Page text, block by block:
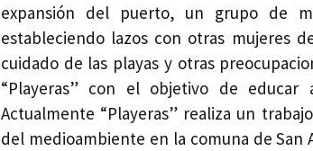
expansión del puerto, un grupo de
estableciendo lazos con otras mujeres
cuidado de las playas y otras
“Playeras” con el objetivo de
Actualmente “Playeras” realiza un
del medioambiente en la comuna de San